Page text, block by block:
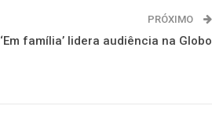
PRÓXIMO
‘Em família’ lidera audiência na Globo